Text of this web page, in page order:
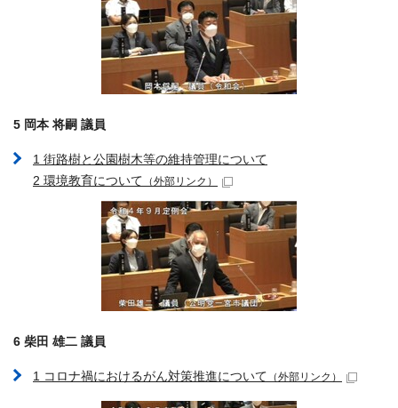
5 岡本 将嗣 議員
1 街路樹と公園樹木等の維持管理について
2 環境教育について （外部リンク）
6 柴田 雄二 議員
1 コロナ禍におけるがん対策推進について （外部リンク）